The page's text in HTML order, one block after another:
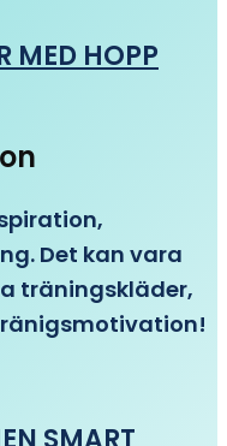
MED HOPP
Det kan vara
träningskläder,